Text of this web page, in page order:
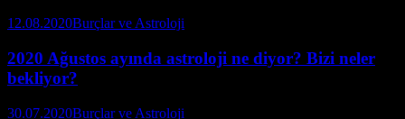
12.08.2020Burçlar ve Astroloji
2020 Ağustos ayında astroloji ne diyor? Bizi neler
bekliyor?
30.07.2020Burçlar ve Astroloji